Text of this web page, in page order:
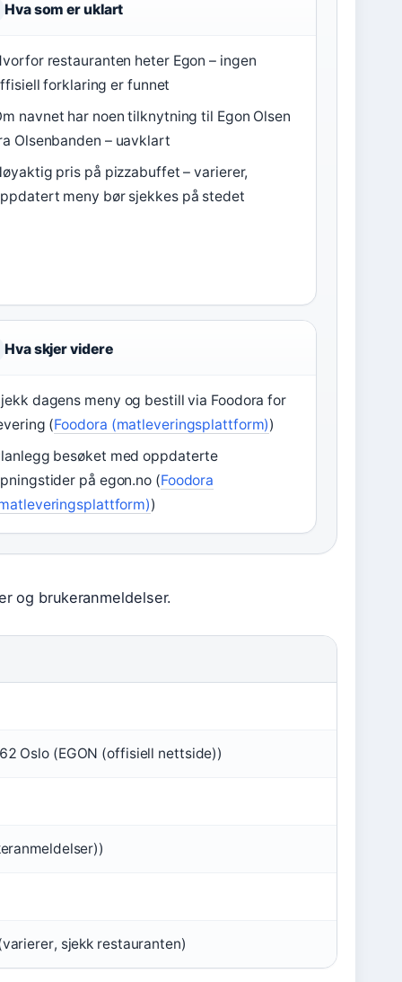
Hva som er uklart
restauranten heter Egon – ingen
forklaring er funnet
navnet har noen tilknytning til Egon Olsen
Olsenbanden – uavklart
pris på pizzabuffet – varierer,
meny bør sjekkes på stedet
Hva skjer videre
dagens meny og bestill via Foodora for
(Foodora (matleveringsplattform))
besøket med oppdaterte
på egon.no (Foodora
)
og brukeranmeldelser.
Oslo (EGON (offisiell nettside))
sjekk restauranten)